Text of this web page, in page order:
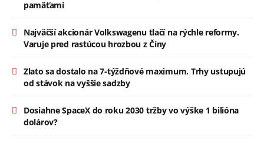
pamäťami
Najväčší akcionár Volkswagenu tlačí na rýchle reformy.
Varuje pred rastúcou hrozbou z Číny
Zlato sa dostalo na 7-týždňové maximum. Trhy ustupujú
od stávok na vyššie sadzby
Dosiahne SpaceX do roku 2030 tržby vo výške 1 bilióna
dolárov?